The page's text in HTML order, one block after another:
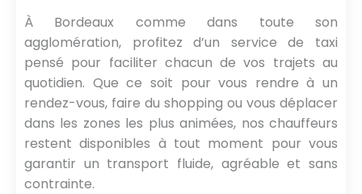
À Bordeaux comme dans toute son
agglomération, profitez d’un service de taxi
pensé pour faciliter chacun de vos trajets au
quotidien. Que ce soit pour vous rendre à un
rendez-vous, faire du shopping ou vous déplacer
dans les zones les plus animées, nos chauffeurs
restent disponibles à tout moment pour vous
garantir un transport fluide, agréable et sans
contrainte.